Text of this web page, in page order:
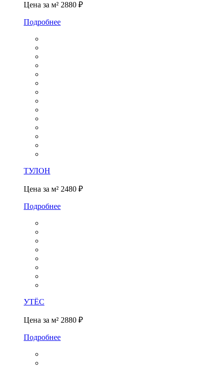
Цена за м² 2880 ₽
Подробнее
ТУЛОН
Цена за м² 2480 ₽
Подробнее
УТЁС
Цена за м² 2880 ₽
Подробнее